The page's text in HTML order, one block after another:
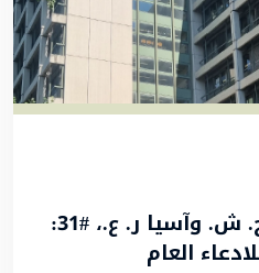
داخل محاكمة توانا ح. ش. وآسيا ر. ع.، #31:
العام